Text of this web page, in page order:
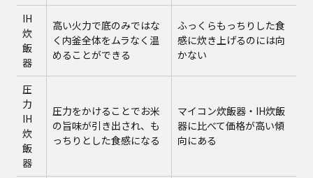
IH
炊
飯
器
高い火力で底のみではな
く内釜全体をムラなく温
めることができる
ふっくらもっちりした食
感に炊き上げるのには向
かない
圧
力
IH
炊
飯
器
圧力をかけることでお米
の旨味が引き出され、も
っちりとした食感になる
マイコン炊飯器・IH炊飯
器に比べて価格が高い傾
向にある